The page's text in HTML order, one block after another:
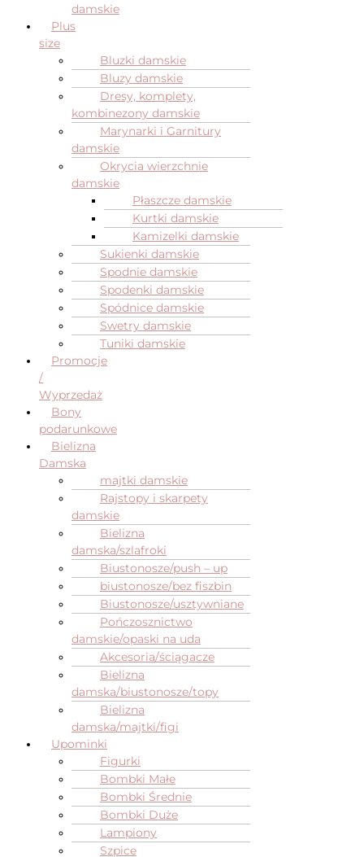
damskie
Plus
size
Bluzki damskie
Bluzy damskie
Dresy, komplety,
kombinezony damskie
Marynarki i Garnitury
damskie
Okrycia wierzchnie
damskie
Płaszcze damskie
Kurtki damskie
Kamizelki damskie
Sukienki damskie
Spodnie damskie
Spodenki damskie
Spódnice damskie
Swetry damskie
Tuniki damskie
Promocje
/
Wyprzedaż
Bony
podarunkowe
Bielizna
Damska
majtki damskie
Rajstopy i skarpety
damskie
Bielizna
damska/szlafroki
Biustonosze/push – up
biustonosze/bez fiszbin
Biustonosze/usztywniane
Pończosznictwo
damskie/opaski na uda
Akcesoria/ściągacze
Bielizna
damska/biustonosze/topy
Bielizna
damska/majtki/figi
Upominki
Figurki
Bombki Małe
Bombki Średnie
Bombki Duże
Lampiony
Szpice